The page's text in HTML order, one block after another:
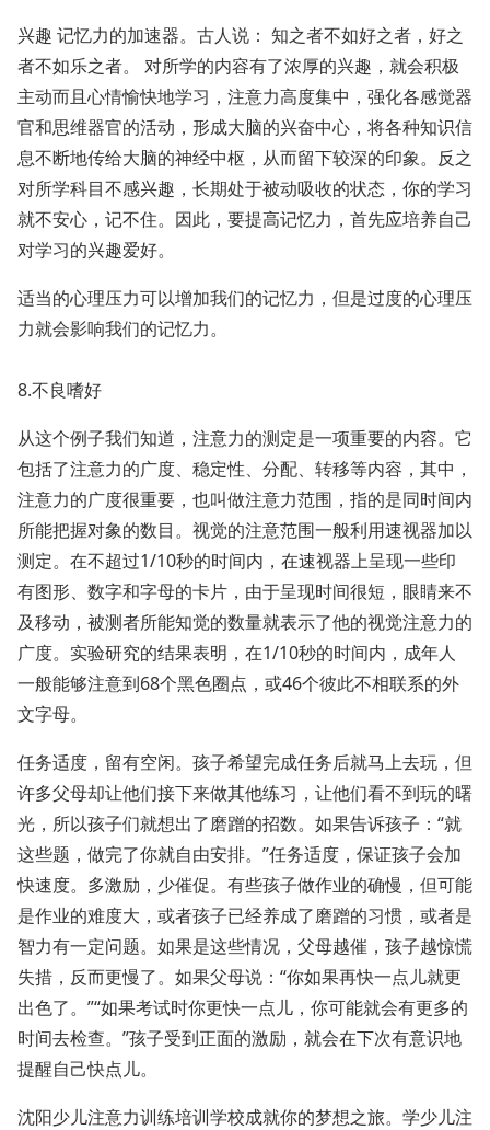
兴趣 记忆力的加速器。古人说： 知之者不如好之者，好之
者不如乐之者。 对所学的内容有了浓厚的兴趣，就会积极
主动而且心情愉快地学习，注意力高度集中，强化各感觉器
官和思维器官的活动，形成大脑的兴奋中心，将各种知识信
息不断地传给大脑的神经中枢，从而留下较深的印象。反之
对所学科目不感兴趣，长期处于被动吸收的状态，你的学习
就不安心，记不住。因此，要提高记忆力，首先应培养自己
对学习的兴趣爱好。
适当的心理压力可以增加我们的记忆力，但是过度的心理压
力就会影响我们的记忆力。
8.不良嗜好
从这个例子我们知道，注意力的测定是一项重要的内容。它
包括了注意力的广度、稳定性、分配、转移等内容，其中，
注意力的广度很重要，也叫做注意力范围，指的是同时间内
所能把握对象的数目。视觉的注意范围一般利用速视器加以
测定。在不超过1/10秒的时间内，在速视器上呈现一些印
有图形、数字和字母的卡片，由于呈现时间很短，眼睛来不
及移动，被测者所能知觉的数量就表示了他的视觉注意力的
广度。实验研究的结果表明，在1/10秒的时间内，成年人
一般能够注意到68个黑色圈点，或46个彼此不相联系的外
文字母。
任务适度，留有空闲。孩子希望完成任务后就马上去玩，但
许多父母却让他们接下来做其他练习，让他们看不到玩的曙
光，所以孩子们就想出了磨蹭的招数。如果告诉孩子：“就
这些题，做完了你就自由安排。”任务适度，保证孩子会加
快速度。多激励，少催促。有些孩子做作业的确慢，但可能
是作业的难度大，或者孩子已经养成了磨蹭的习惯，或者是
智力有一定问题。如果是这些情况，父母越催，孩子越惊慌
失措，反而更慢了。如果父母说：“你如果再快一点儿就更
出色了。”“如果考试时你更快一点儿，你可能就会有更多的
时间去检查。”孩子受到正面的激励，就会在下次有意识地
提醒自己快点儿。
沈阳少儿注意力训练培训学校成就你的梦想之旅。学少儿注